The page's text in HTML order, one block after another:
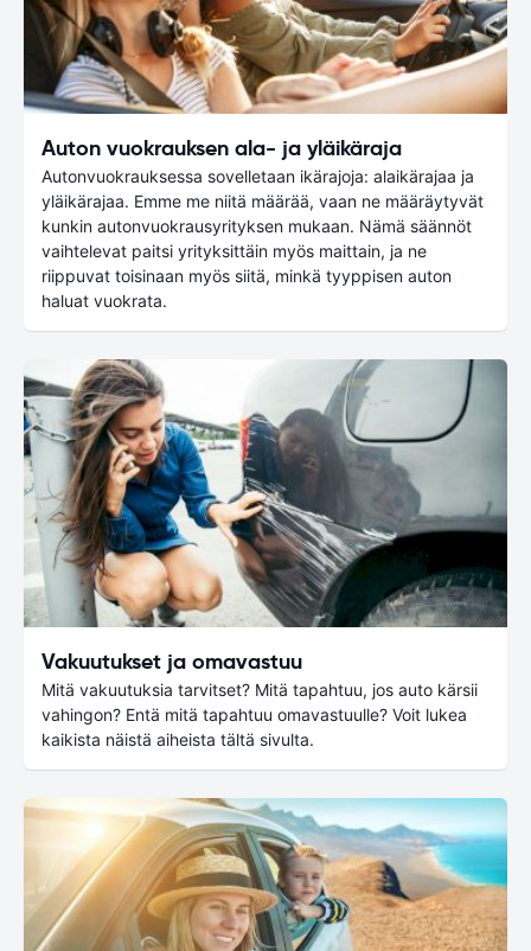
Auton vuokrauksen ala- ja yläikäraja
Autonvuokrauksessa sovelletaan ikärajoja: alaikärajaa ja
yläikärajaa. Emme me niitä määrää, vaan ne määräytyvät
kunkin autonvuokrausyrityksen mukaan. Nämä säännöt
vaihtelevat paitsi yrityksittäin myös maittain, ja ne
riippuvat toisinaan myös siitä, minkä tyyppisen auton
haluat vuokrata.
Vakuutukset ja omavastuu
Mitä vakuutuksia tarvitset? Mitä tapahtuu, jos auto kärsii
vahingon? Entä mitä tapahtuu omavastuulle? Voit lukea
kaikista näistä aiheista tältä sivulta.